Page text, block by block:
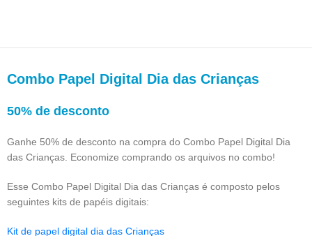
Combo Papel Digital Dia das Crianças
50% de desconto
Ganhe 50% de desconto na compra do Combo Papel Digital Dia
das Crianças. Economize comprando os arquivos no combo!
Esse Combo Papel Digital Dia das Crianças é composto pelos
seguintes kits de papéis digitais:
Kit de papel digital dia das Crianças